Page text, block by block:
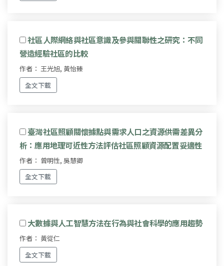
社區人際網絡與社區意識及參與關聯性之研究：不同
營造經驗社區的比較
作者： 王光旭, 黃怡臻
全文下載
臺灣社區照顧關懷據點與需求人口之資源供需差異分
析：應用地理可近性方法評估社區照顧資源配置妥適性
作者： 曾明性, 吳慧卿
全文下載
大數據與人工智慧方法在行為與社會科學的應用趨勢
作者： 黃從仁
全文下載